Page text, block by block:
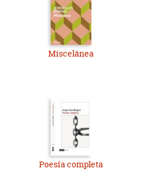
Miscelánea
Poesía completa